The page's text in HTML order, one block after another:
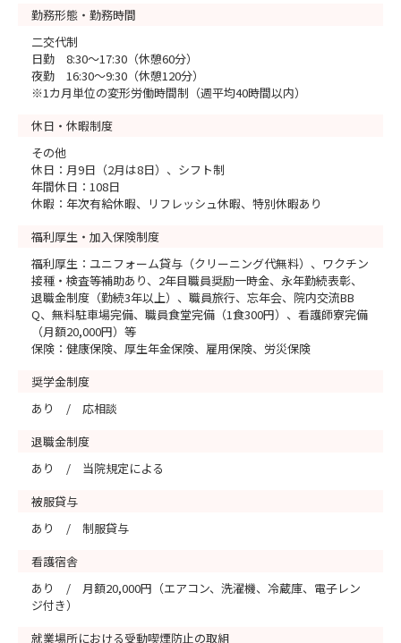
勤務形態・勤務時間
二交代制
日勤 8:30～17:30（休憩60分）
夜勤 16:30～9:30（休憩120分）
※1カ月単位の変形労働時間制（週平均40時間以内）
休日・休暇制度
その他
休日：月9日（2月は8日）、シフト制
年間休日：108日
休暇：年次有給休暇、リフレッシュ休暇、特別休暇あり
福利厚生・加入保険制度
福利厚生：ユニフォーム貸与（クリーニング代無料）、ワクチン
接種・検査等補助あり、2年目職員奨励一時金、永年勤続表彰、
退職金制度（勤続3年以上）、職員旅行、忘年会、院内交流BB
Q、無料駐車場完備、職員食堂完備（1食300円）、看護師寮完備
（月額20,000円）等
保険：健康保険、厚生年金保険、雇用保険、労災保険
奨学金制度
あり / 応相談
退職金制度
あり / 当院規定による
被服貸与
あり / 制服貸与
看護宿舎
あり / 月額20,000円（エアコン、洗濯機、冷蔵庫、電子レン
ジ付き）
就業場所における受動喫煙防止の取組